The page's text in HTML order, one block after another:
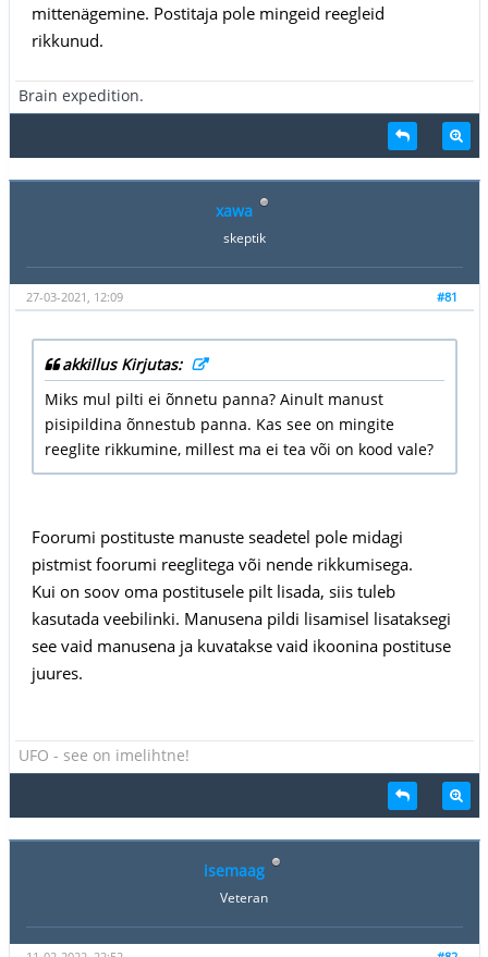
mittenägemine. Postitaja pole mingeid reegleid
rikkunud.
Brain expedition.
xawa
skeptik
#81
27-03-2021, 12:09
akkillus Kirjutas:
Miks mul pilti ei õnnetu panna? Ainult manust
pisipildina õnnestub panna. Kas see on mingite
reeglite rikkumine, millest ma ei tea või on kood vale?
Foorumi postituste manuste seadetel pole midagi
pistmist foorumi reeglitega või nende rikkumisega.
Kui on soov oma postitusele pilt lisada, siis tuleb
kasutada veebilinki. Manusena pildi lisamisel lisataksegi
see vaid manusena ja kuvatakse vaid ikoonina postituse
juures.
UFO - see on imelihtne!
isemaag
Veteran